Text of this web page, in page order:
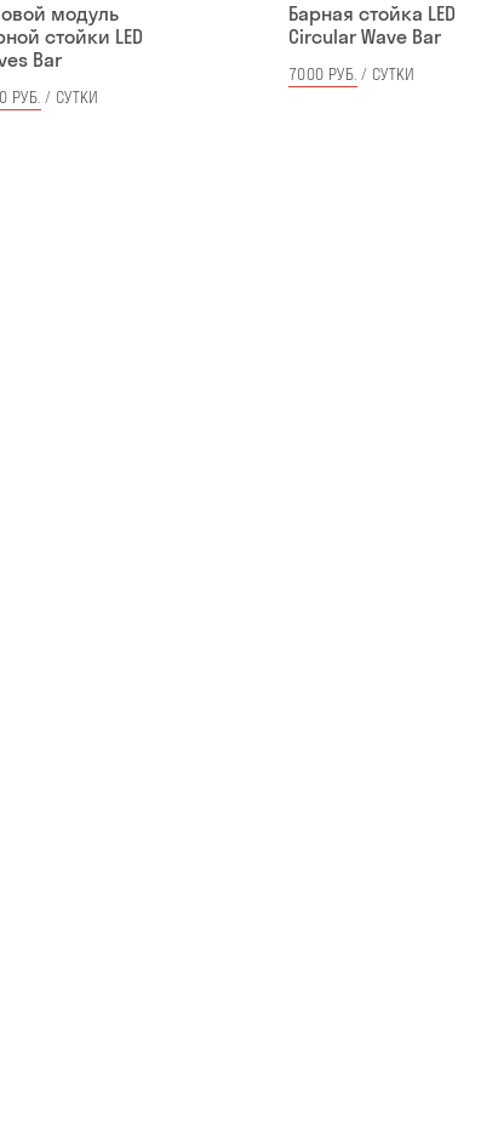
модуль
стойки LED
Bar
РУБ. / СУТКИ
Барная стойка LED
Circular Wave Bar
7000 РУБ. / СУТКИ